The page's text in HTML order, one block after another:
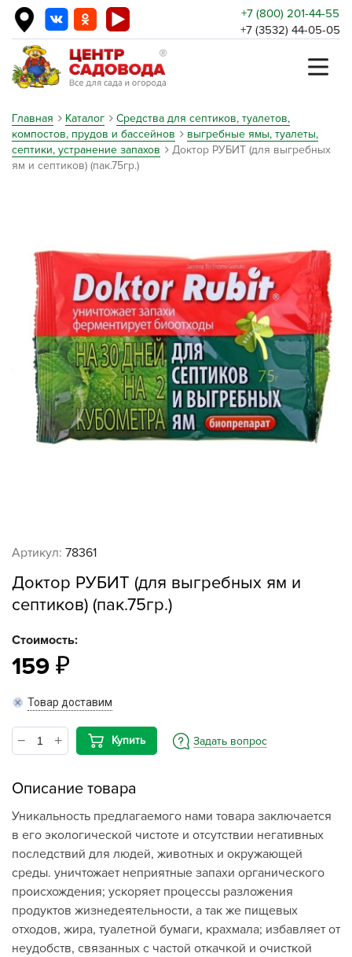
+7 (800) 201-44-55
+7 (3532) 44-05-05
Главная Каталог
Средства для септиков, туалетов,
компостов, прудов и бассейнов
выгребные ямы, туалеты,
септики, устранение запахов
Доктор РУБИТ (для выгребных
ям и септиков) (пак.75гр.)
Артикул: 78361
Доктор РУБИТ (для выгребных ям и
септиков) (пак.75гр.)
Стоимость:
159
Товар доставим
Купить Задать вопрос
Описание товара
Уникальность предлагаемого нами товара заключается
в его экологической чистоте и отсутствии негативных
последствий для людей, животных и окружающей
среды. уничтожает неприятные запахи органического
происхождения; ускоряет процессы разложения
продуктов жизнедеятельности, а так же пищевых
отходов, жира, туалетной бумаги, крахмала; избавляет от
неудобств, связанных с частой откачкой и очисткой